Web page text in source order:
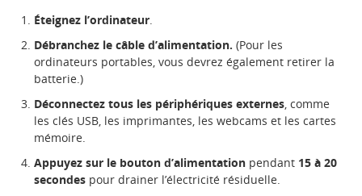
Éteignez l’ordinateur.
Débranchez le câble d’alimentation. (Pour les
ordinateurs portables, vous devrez également retirer la
batterie.)
Déconnectez tous les périphériques externes, comme
les clés USB, les imprimantes, les webcams et les cartes
mémoire.
Appuyez sur le bouton d’alimentation pendant 15 à 20
secondes pour drainer l’électricité résiduelle.